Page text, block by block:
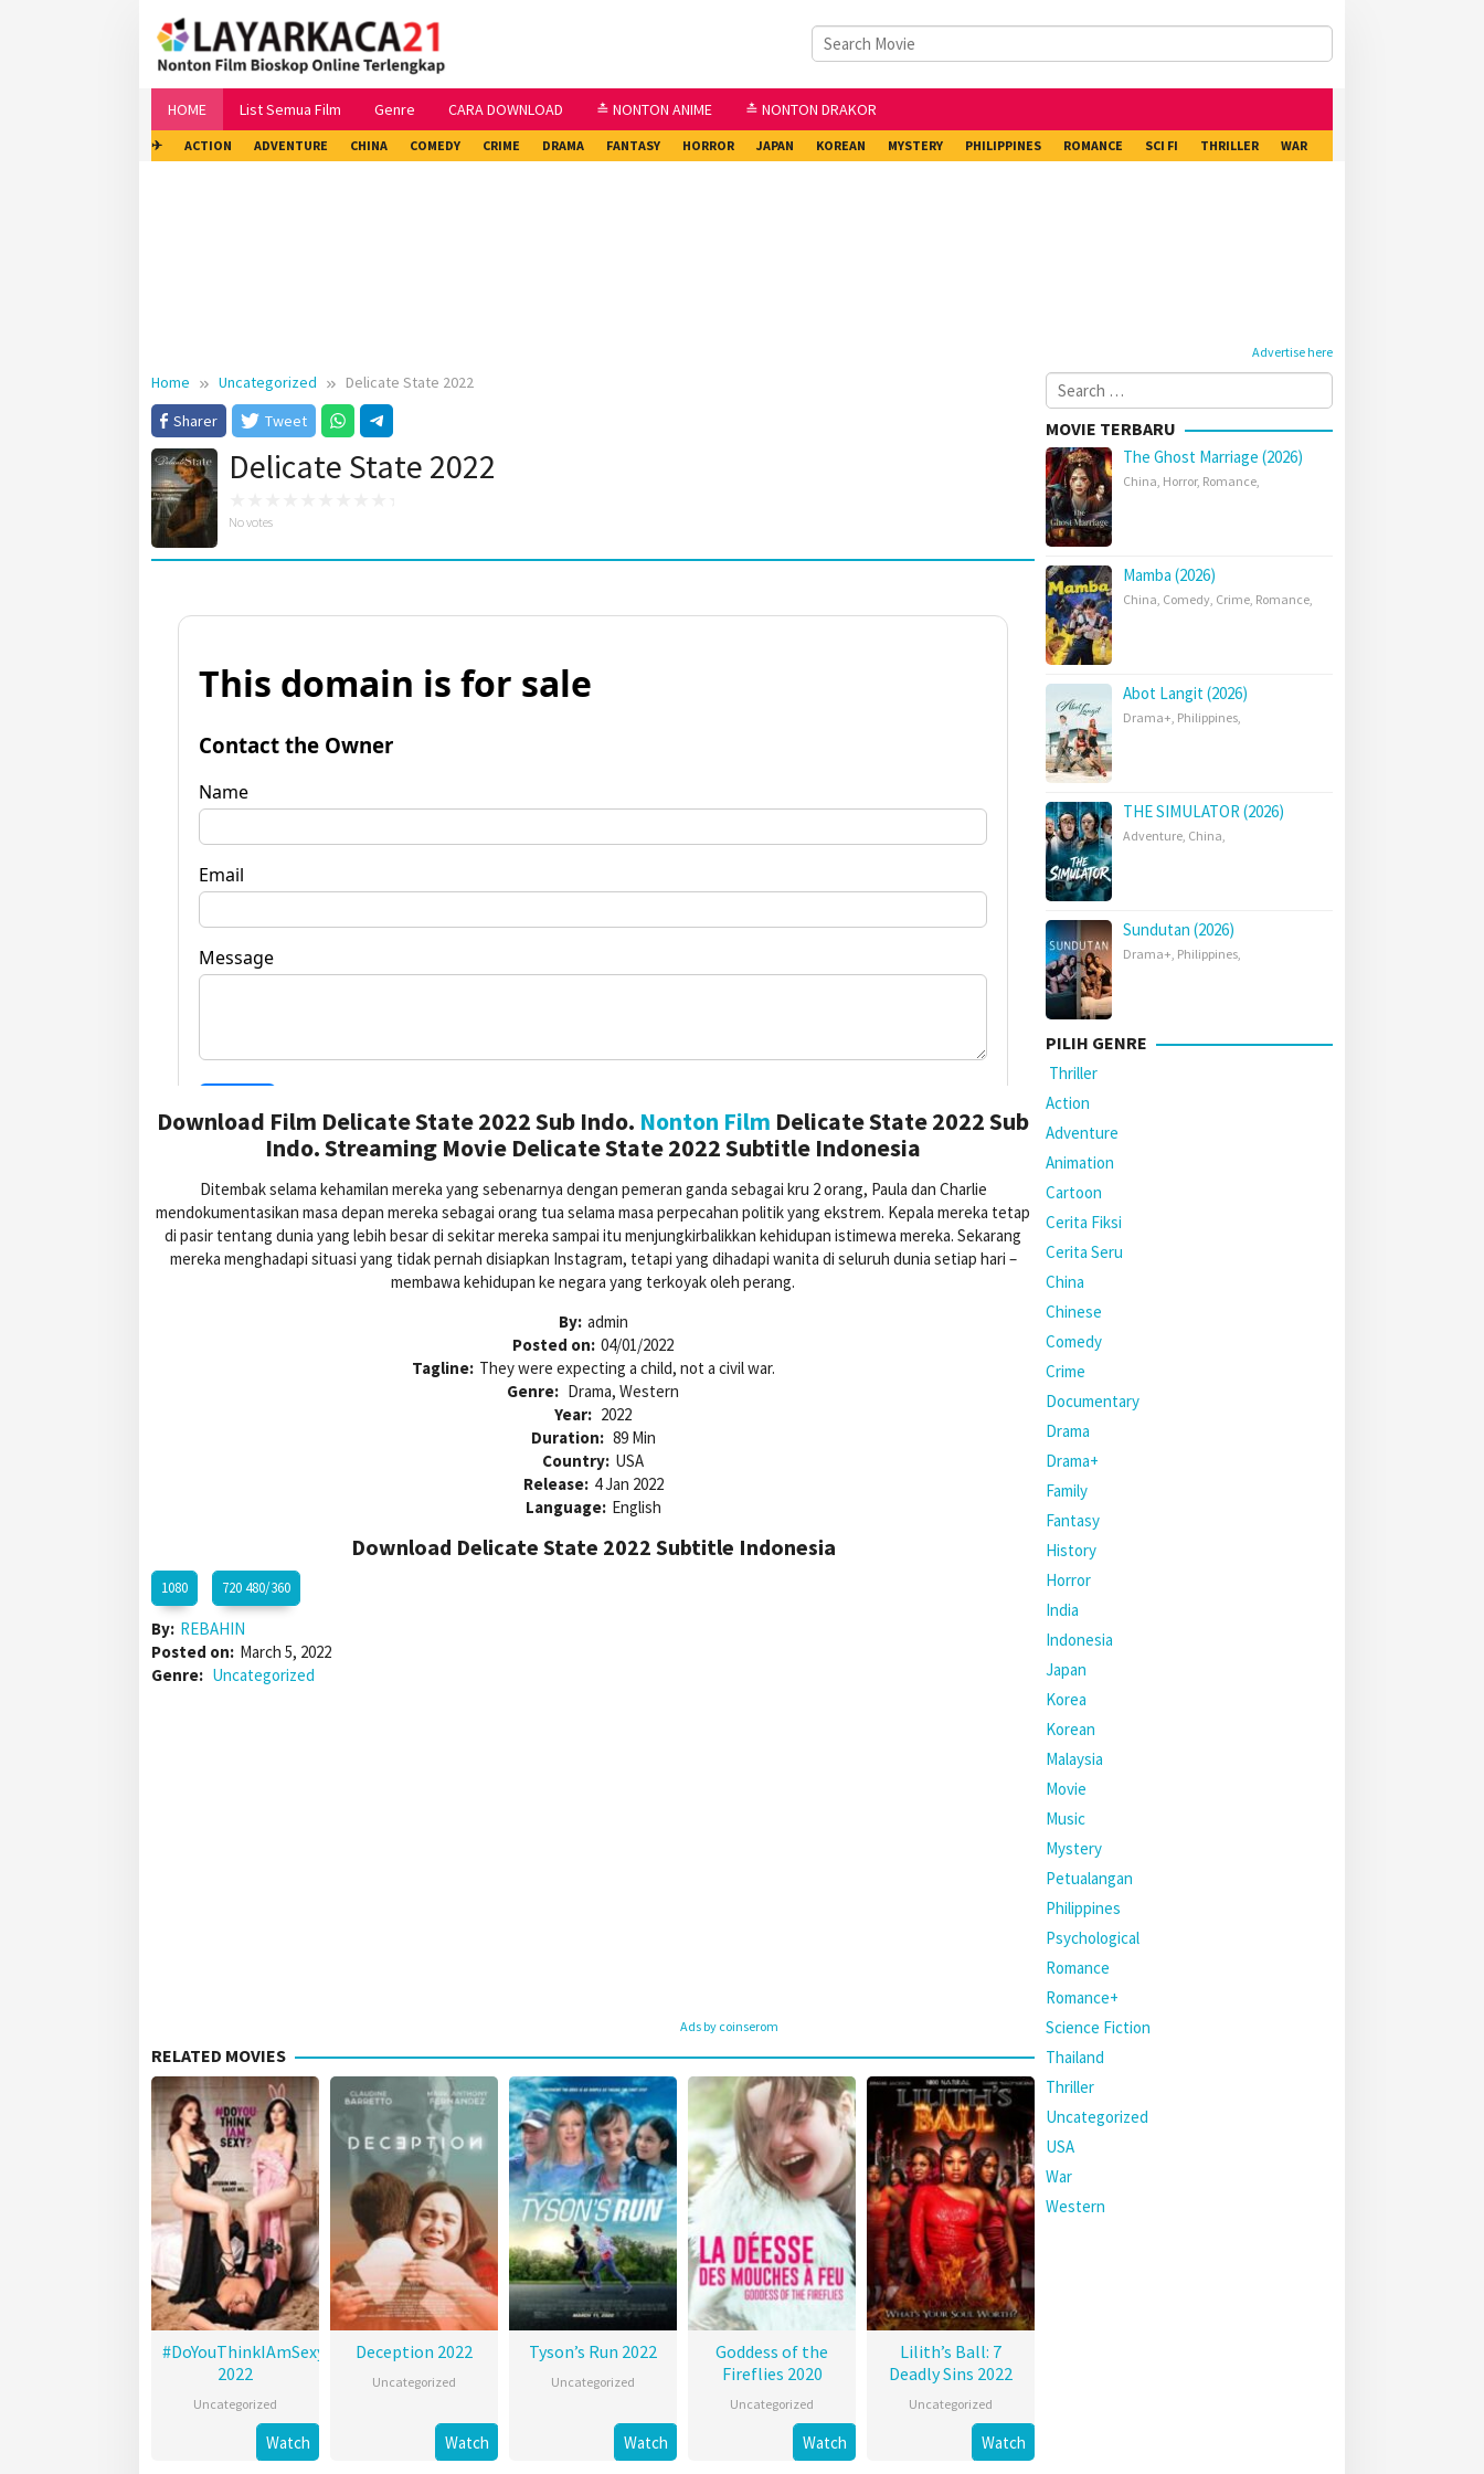
HOME List Semua Film Genre CARA DOWNLOAD ≛ NONTON ANIME ≛ NONTON DRAKOR
✈ ACTION ADVENTURE CHINA COMEDY CRIME DRAMA FANTASY HORROR JAPAN KOREAN MYSTERY PHILIPPINES ROMANCE SCI FI THRILLER WAR
Advertise here
Home Uncategorized
Delicate State 2022
Sharer
Tweet
Delicate State 2022
No votes
Download Film Delicate State 2022 Sub Indo. Nonton Film Delicate State 2022 Sub
Indo. Streaming Movie Delicate State 2022 Subtitle Indonesia
Ditembak selama kehamilan mereka yang sebenarnya dengan pemeran ganda sebagai kru 2 orang, Paula dan Charlie
mendokumentasikan masa depan mereka sebagai orang tua selama masa perpecahan politik yang ekstrem. Kepala mereka tetap
di pasir tentang dunia yang lebih besar di sekitar mereka sampai itu menjungkirbalikkan kehidupan istimewa mereka. Sekarang
mereka menghadapi situasi yang tidak pernah disiapkan Instagram, tetapi yang dihadapi wanita di seluruh dunia setiap hari –
membawa kehidupan ke negara yang terkoyak oleh perang.
By: admin
Posted on: 04/01/2022
Tagline: They were expecting a child, not a civil war.
Genre: Drama, Western
Year: 2022
Duration: 89 Min
Country: USA
Release: 4 Jan 2022
Language: English
Download Delicate State 2022 Subtitle Indonesia
1080 720 480/360
By: REBAHIN
Posted on: March 5, 2022
Genre: Uncategorized
Ads by coinserom
RELATED MOVIES
#DoYouThinkIAmSexy?
2022
Uncategorized
Watch
Deception 2022
Uncategorized
Watch
Tyson’s Run 2022
Uncategorized
Watch
Goddess of the
Fireflies 2020
Uncategorized
Watch
Lilith’s Ball: 7
Deadly Sins 2022
Uncategorized
Watch
Search
for:
MOVIE TERBARU
The Ghost Marriage (2026)
China, Horror, Romance,
Mamba (2026)
China, Comedy, Crime, Romance,
Abot Langit (2026)
Drama+, Philippines,
THE SIMULATOR (2026)
Adventure, China,
Sundutan (2026)
Drama+, Philippines,
PILIH GENRE
Thriller
Action
Adventure
Animation
Cartoon
Cerita Fiksi
Cerita Seru
China
Chinese
Comedy
Crime
Documentary
Drama
Drama+
Family
Fantasy
History
Horror
India
Indonesia
Japan
Korea
Korean
Malaysia
Movie
Music
Mystery
Petualangan
Philippines
Psychological
Romance
Romance+
Science Fiction
Thailand
Thriller
Uncategorized
USA
War
Western